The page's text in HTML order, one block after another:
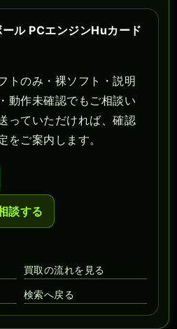
ル PCエンジンHuカード
トのみ・裸ソフト・説明
動作未確認でもご相談い
っていただければ、確認
をご案内します。
談する
買取の流れを見る
検索へ戻る